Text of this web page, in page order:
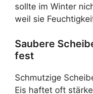
sollte im Winter
weil sie
Saubere
fest
Schmutzige
Eis haftet oft